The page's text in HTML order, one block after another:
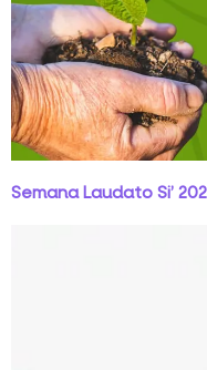
Semana Laudato Si’